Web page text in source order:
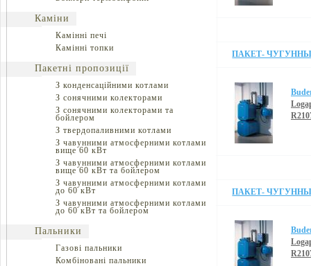
Каміни
Камінні печі
Камінні топки
Пакетні пропозиції
З конденсаційними котлами
З сонячними колекторами
З сонячними колекторами та
бойлером
З твердопаливними котлами
З чавунними атмосферними котлами
вище 60 кВт
З чавунними атмосферними котлами
вище 60 кВт та бойлером
З чавунними атмосферними котлами
до 60 кВт
З чавунними атмосферними котлами
до 60 кВт та бойлером
Пальники
Газові пальники
Комбіновані пальники
ПАКЕТ- ЧУГУННЫЙ
ПАКЕТ- ЧУГУННЫЙ